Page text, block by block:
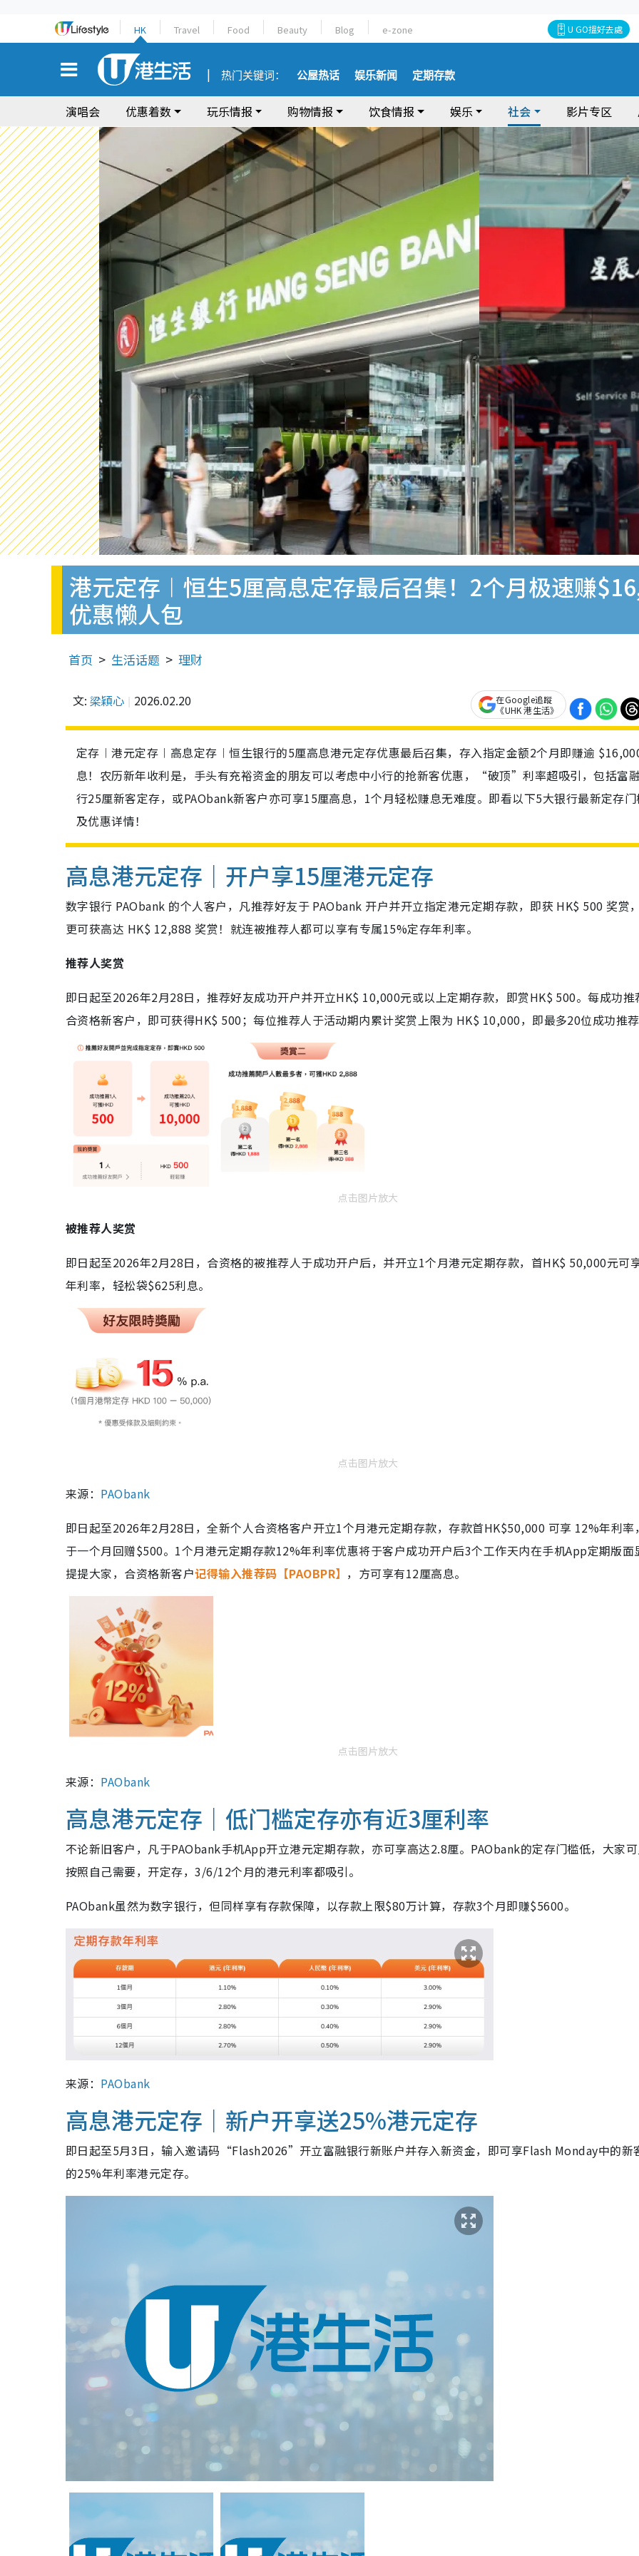
HK Travel Food Beauty Blog e-zone U GO搵好去處
热门关键词： 公屋热话 娱乐新闻 定期存款
演唱会 优惠着数 玩乐情报 购物情报 饮食情报 娱乐 社会 影片专区
港元定存︱恒生5厘高息定存最后召集！2个月极速赚
优惠懒人包
首页 生活话题 理财
文: 梁穎心 2026.02.20
在Google追蹤
《UHK 港生活》
定存︱港元定存︱高息定存︱恒生银行的5厘高息港元定存优惠最后召集，存入指定金额2个月即赚逾
息！农历新年收利是，手头有充裕资金的朋友可以考虑中小行的抢新客优惠，“破顶”利率超吸引，包括富
行25厘新客定存，或PAObank新客户亦可享15厘高息，1个月轻松赚息无难度。即看以下5大银行最新定存
及优惠详情！
高息港元定存｜开户享15厘港元定存
数字银行 PAObank 的个人客户，凡推荐好友于 PAObank 开户并开立指定港元定期存款，即获 HK$ 500 奖赏
更可获高达 HK$ 12,888 奖赏！就连被推荐人都可以享有专属15%定存年利率。
推荐人奖赏
即日起至2026年2月28日，推荐好友成功开户并开立HK$ 10,000元或以上定期存款，即赏HK$ 500。每成功推
合资格新客户，即可获得HK$ 500；每位推荐人于活动期内累计奖赏上限为 HK$ 10,000，即最多20位成功推
点击图片放大
被推荐人奖赏
即日起至2026年2月28日，合资格的被推荐人于成功开户后，并开立1个月港元定期存款，首HK$ 50,000元可
年利率，轻松袋$625利息。
点击图片放大
来源： PAObank
即日起至2026年2月28日，全新个人合资格客户开立1个月港元定期存款，存款首HK$50,000 可享 12%年利率
于一个月回赠$500。1个月港元定期存款12%年利率优惠将于客户成功开户后3个工作天内在手机App定期版面
提提大家，合资格新客户记得输入推荐码【PAOBPR】 ，方可享有12厘高息。
点击图片放大
来源： PAObank
高息港元定存｜低门槛定存亦有近3厘利率
不论新旧客户，凡于PAObank手机App开立港元定期存款，亦可享高达2.8厘。PAObank的定存门槛低，大家
按照自己需要，开定存，3/6/12个月的港元利率都吸引。
PAObank虽然为数字银行，但同样享有存款保障，以存款上限$80万计算，存款3个月即赚$5600。
来源： PAObank
高息港元定存｜新户开享送25%港元定存
即日起至5月3日，输入邀请码“Flash2026”开立富融银行新账户并存入新资金，即可享Flash Monday中的新
的25%年利率港元定存。